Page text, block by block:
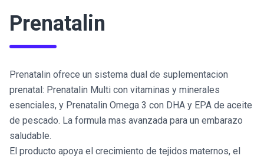
Prenatalin
Prenatalin ofrece un sistema dual de suplementacion
prenatal: Prenatalin Multi con vitaminas y minerales
esenciales, y Prenatalin Omega 3 con DHA y EPA de aceite
de pescado. La formula mas avanzada para un embarazo
saludable.
El producto apoya el crecimiento de tejidos maternos, el